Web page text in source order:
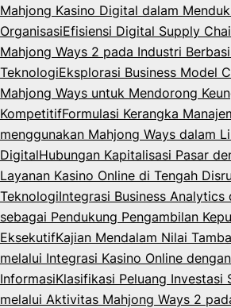
Mahjong Kasino Digital dalam
OrganisasiEfisiensi Digital Supply
Mahjong Ways 2 pada Industri
TeknologiEksplorasi Business Model
Mahjong Ways untuk Mendorong
KompetitifFormulasi Kerangka
menggunakan Mahjong Ways dalam
DigitalHubungan Kapitalisasi Pasar
Layanan Kasino Online di Tengah
TeknologiIntegrasi Business Analytics
sebagai Pendukung Pengambilan
EksekutifKajian Mendalam Nilai
melalui Integrasi Kasino Online
InformasiKlasifikasi Peluang Investasi
melalui Aktivitas Mahjong Ways 2